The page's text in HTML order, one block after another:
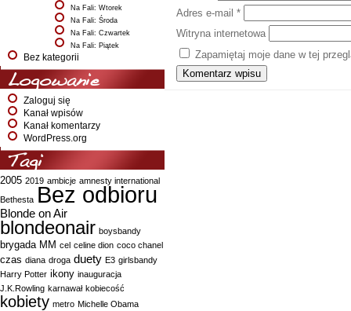
Na Fali: Wtorek
Na Fali: Środa
Na Fali: Czwartek
Na Fali: Piątek
Bez kategorii
Logowanie
Zaloguj się
Kanał wpisów
Kanał komentarzy
WordPress.org
Tagi
2005 2019 ambicje amnesty international
Bethesta Bez odbioru
Blonde on Air
blondeonair boysbandy
brygada MM cel celine dion coco chanel
czas diana droga duety E3 girlsbandy
Harry Potter ikony inauguracja
J.K.Rowling karnawał kobiecość
kobiety metro Michelle Obama
Adres e-mail *
Witryna internetowa
Zapamiętaj moje dane w tej